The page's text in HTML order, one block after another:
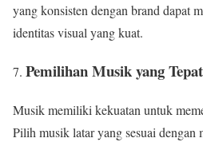
yang konsisten dengan brand dapat
identitas visual yang kuat.
Pemilihan Musik yang Tepat
Musik memiliki kekuatan untuk
Pilih musik latar yang sesuai